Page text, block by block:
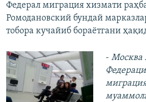
Федерал миграция хизмати
Ромодановский бундай
тобора кучайиб бораётгани
- Москва